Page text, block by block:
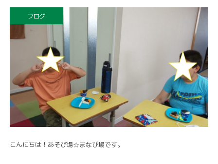
ブログ
こんにちは！あそび場☆まなび場です。